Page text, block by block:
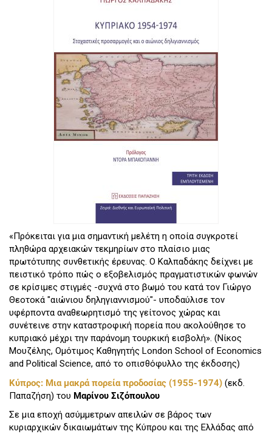
«Πρόκειται για μια σημαντική μελέτη η οποία συγκροτεί
πληθώρα αρχειακών τεκμηρίων στο πλαίσιο μιας
πρωτότυπης συνθετικής έρευνας. Ο Καλπαδάκης δείχνει με
πειστικό τρόπο πώς ο εξοβελισμός πραγματιστικών φωνών
σε κρίσιμες στιγμές -συχνά στο βωμό του κατά τον Γιώργο
Θεοτοκά "αιώνιου δηληγιαννισμού"- υποδαύλισε τον
υφέρποντα αναθεωρητισμό της γείτονος χώρας και
συνέτεινε στην καταστροφική πορεία που ακολούθησε το
κυπριακό μέχρι την παράνομη τουρκική εισβολή». (Νίκος
Μουζέλης, Ομότιμος Καθηγητής London School of Economics
and Political Science, από το οπισθόφυλλο της έκδοσης)
Κύπρος: Μια μακρά πορεία προδοσίας (1955-1974) (εκδ.
Παπαζήση) του Μαρίνου Σιζόπουλου
Σε μια εποχή ασύμμετρων απειλών σε βάρος των
κυριαρχικών δικαιωμάτων της Κύπρου και της Ελλάδας από